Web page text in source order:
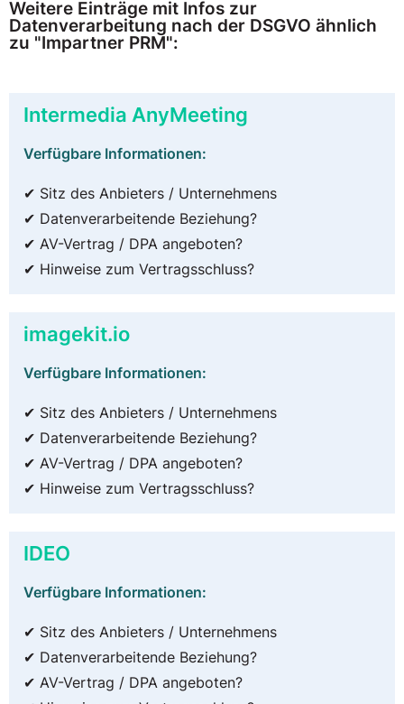
Weitere Einträge mit Infos zur
Datenverarbeitung nach der DSGVO ähnlich
zu "Impartner PRM":
Intermedia AnyMeeting
Verfügbare Informationen:
✔ Sitz des Anbieters / Unternehmens
✔ Datenverarbeitende Beziehung?
✔ AV-Vertrag / DPA angeboten?
✔ Hinweise zum Vertragsschluss?
imagekit.io
Verfügbare Informationen:
✔ Sitz des Anbieters / Unternehmens
✔ Datenverarbeitende Beziehung?
✔ AV-Vertrag / DPA angeboten?
✔ Hinweise zum Vertragsschluss?
IDEO
Verfügbare Informationen:
✔ Sitz des Anbieters / Unternehmens
✔ Datenverarbeitende Beziehung?
✔ AV-Vertrag / DPA angeboten?